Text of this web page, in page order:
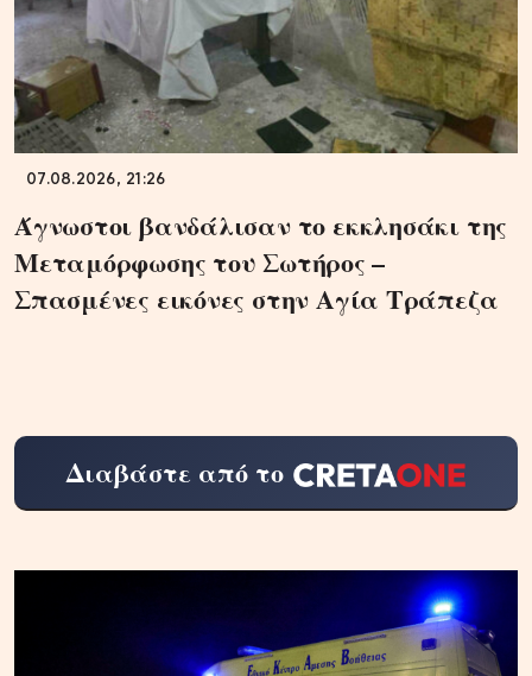
07.08.2026, 21:26
Άγνωστοι βανδάλισαν το εκκλησάκι της
Μεταμόρφωσης του Σωτήρος –
Σπασμένες εικόνες στην Αγία Τράπεζα
Διαβάστε από το